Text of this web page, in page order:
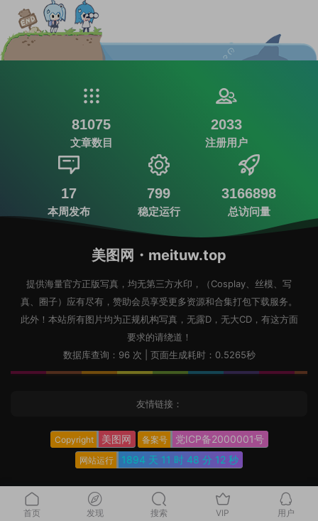
81075
文章数目
2033
注册用户
17
本周发布
799
稳定运行
3166898
总访问量
美图网・meituw.top
提供海量官方正版写真，均无第三方水印，（Cosplay、丝模、写
真、圈子）应有尽有，赞助会员享受更多资源和合集打包下载服务。
此外！本站所有图片均为正规机构写真，无露D，无大CD，有这方面
要求的请绕道！
数据库查询：96 次 | 页面生成耗时：0.5265秒
友情链接：
Copyright 美图网 备案号 党ICP备2000001号
网站运行 1894 天 11 时 48 分 13 秒
首页 发现 搜索 VIP 用户